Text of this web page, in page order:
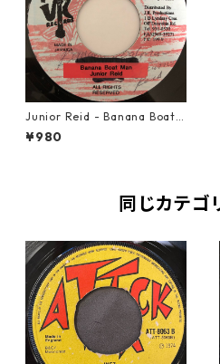
Junior Reid - Banana Boat
Man【7-20410】
¥980
同じカテゴ